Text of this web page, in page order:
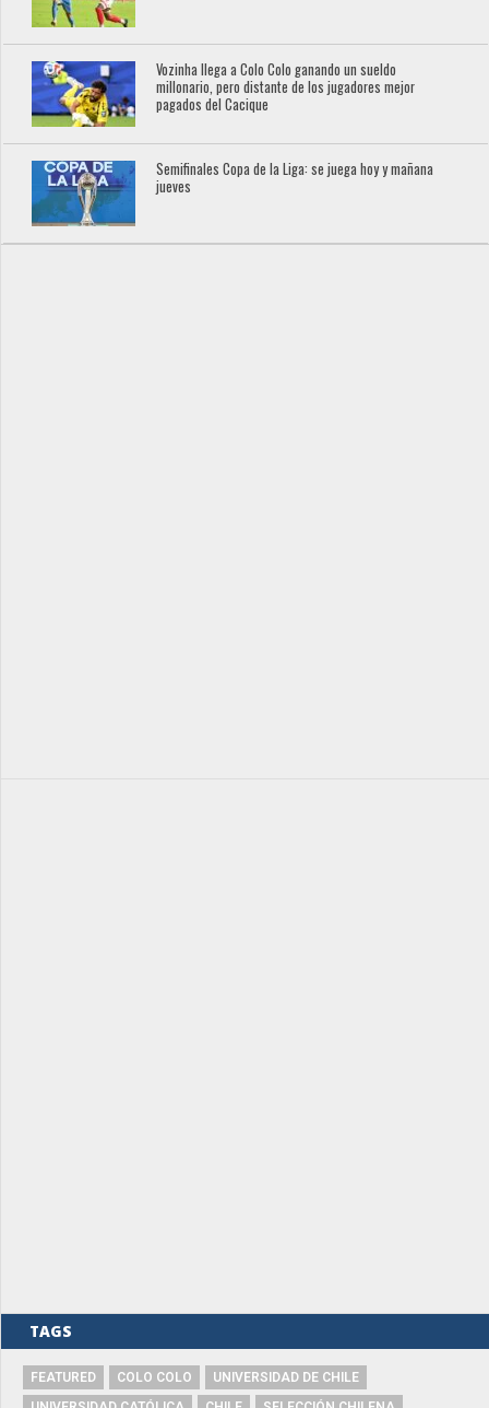
Vozinha llega a Colo Colo ganando un sueldo
millonario, pero distante de los jugadores mejor
pagados del Cacique
Semifinales Copa de la Liga: se juega hoy y mañana
jueves
TAGS
FEATURED COLO COLO
UNIVERSIDAD DE CHILE